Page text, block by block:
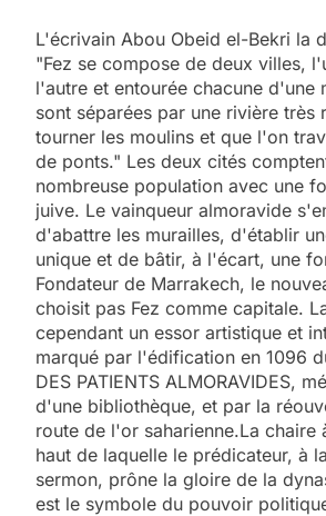
L'écrivain Abou Obeid el-Bekri la
"Fez se compose de deux villes,
l'autre et entourée chacune d'une
sont séparées par une rivière très
tourner les moulins et que l'on
de ponts." Les deux cités
nombreuse population avec une
juive. Le vainqueur almoravide
d'abattre les murailles, d'établir
unique et de bâtir, à l'écart, une
Fondateur de Marrakech, le
choisit pas Fez comme capitale.
cependant un essor artistique et
marqué par l'édification en 1096
DES PATIENTS ALMORAVIDES,
d'une bibliothèque, et par la
route de l'or saharienne.La chaire
haut de laquelle le prédicateur, à
sermon, prône la gloire de la
est le symbole du pouvoir